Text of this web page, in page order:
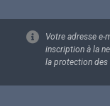
Votre adresse e-
inscription à la
la protection des